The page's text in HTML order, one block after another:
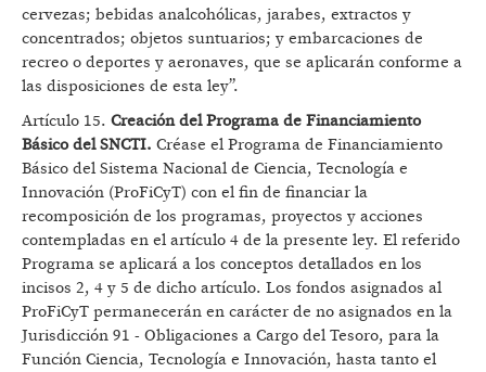
cervezas; bebidas analcohólicas, jarabes, extractos y
concentrados; objetos suntuarios; y embarcaciones de
recreo o deportes y aeronaves, que se aplicarán conforme a
las disposiciones de esta ley”.
Artículo 15. Creación del Programa de Financiamiento
Básico del SNCTI. Créase el Programa de Financiamiento
Básico del Sistema Nacional de Ciencia, Tecnología e
Innovación (ProFiCyT) con el fin de financiar la
recomposición de los programas, proyectos y acciones
contempladas en el artículo 4 de la presente ley. El referido
Programa se aplicará a los conceptos detallados en los
incisos 2, 4 y 5 de dicho artículo. Los fondos asignados al
ProFiCyT permanecerán en carácter de no asignados en la
Jurisdicción 91 - Obligaciones a Cargo del Tesoro, para la
Función Ciencia, Tecnología e Innovación, hasta tanto el